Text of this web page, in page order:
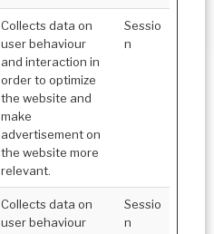
Collects data on
user behaviour
and interaction in
order to optimize
the website and
make
advertisement on
the website more
relevant.
Sessio
n
Collects data on
user behaviour
Sessio
n